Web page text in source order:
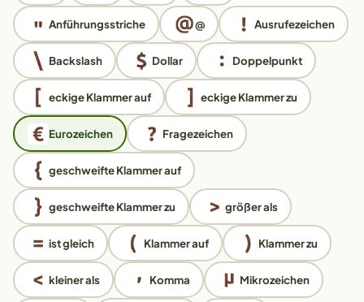
Anführungsstriche @ Ausrufezeichen
Backslash Dollar Doppelpunkt
eckige Klammer auf eckige Klammer zu
Eurozeichen Fragezeichen
geschweifte Klammer auf
geschweifte Klammer zu größer als
ist gleich Klammer auf Klammer zu
kleiner als Komma Mikrozeichen